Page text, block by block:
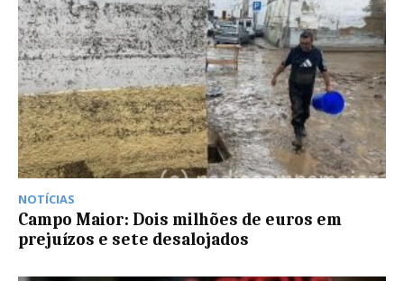
NOTÍCIAS
Campo Maior: Dois milhões de euros em
prejuízos e sete desalojados